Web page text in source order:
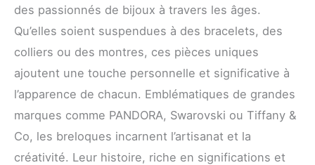
des passionnés de bijoux à travers les âges.
Qu’elles soient suspendues à des bracelets, des
colliers ou des montres, ces pièces uniques
ajoutent une touche personnelle et significative à
l’apparence de chacun. Emblématiques de grandes
marques comme PANDORA, Swarovski ou Tiffany &
Co, les breloques incarnent l’artisanat et la
créativité. Leur histoire, riche en significations et